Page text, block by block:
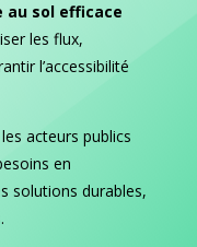
au sol efficace
les flux,
l’accessibilité
acteurs publics
en
solutions durables,